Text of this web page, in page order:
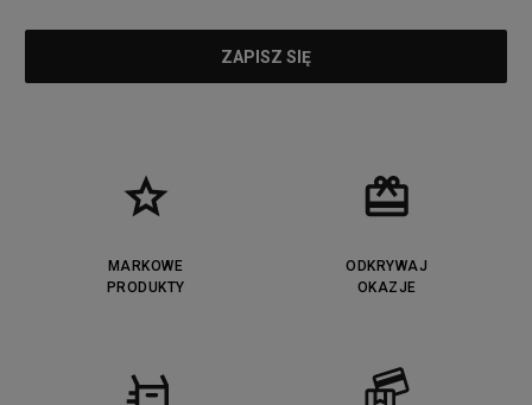
MARKOWE
PRODUKTY
ODKRYWAJ
OKAZJE